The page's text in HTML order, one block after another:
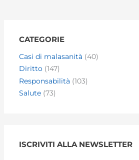
CATEGORIE
Casi di malasanità (40)
Diritto (147)
Responsabilità (103)
Salute (73)
ISCRIVITI ALLA NEWSLETTER